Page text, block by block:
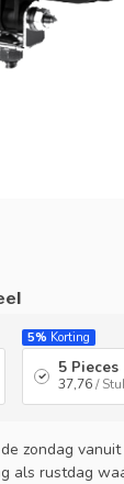
5% Korting
5 Pieces
37,76/
zondag
als rustdag